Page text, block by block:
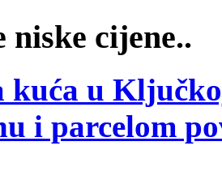
cijene..
kuća u
i parcelom